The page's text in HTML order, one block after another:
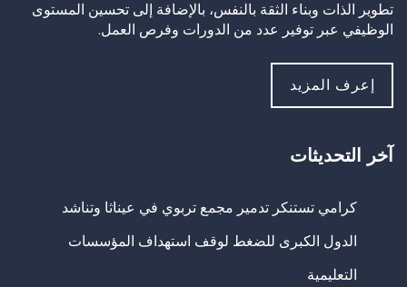
تطوير الذات وبناء الثقة بالنفس، بالإضافة إلى تحسين المستوى
الوظيفي عبر توفير عدد من الدورات وفرص العمل.
إعرف المزيد
آخر التحديثات
كرامي تستنكر تدمير مجمع تربوي في عيناثا وتناشد
الدول الكبرى للضغط لوقف استهداف المؤسسات
التعليمية